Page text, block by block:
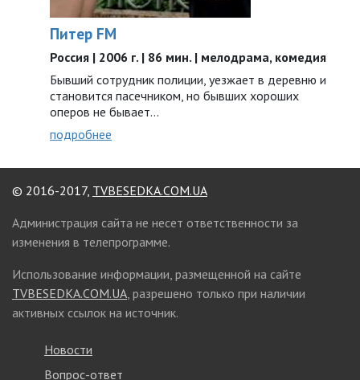
Питер FM
Россия | 2006 г. | 86 мин. | мелодрама, комедия
Бывший сотрудник полиции, уезжает в деревню и
становится пасечником, но бывших хороших
оперов не бывает…
подробнее
© 2016-2017, TVBESEDKA.COM.UA
Администрация сайта не несет ответственности за
изменения в телепрограмме.
Использование информации, размещенной на сайте
TVBESEDKA.COM.UA, разрешено только при наличии
активных ссылок на источник.
Новости
Вопрос-ответ